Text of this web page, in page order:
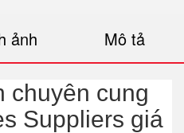
ảnh Mô tả
chuyên cung
Suppliers giá